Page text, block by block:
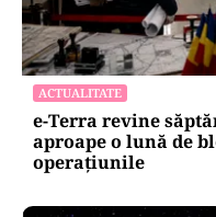
ACTUALITATE
e-Terra revine
aproape o lună de
operațiunile